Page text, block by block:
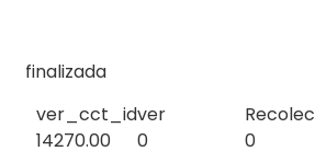
finalizada
ver_cct_id
14270.00
ver
0
0